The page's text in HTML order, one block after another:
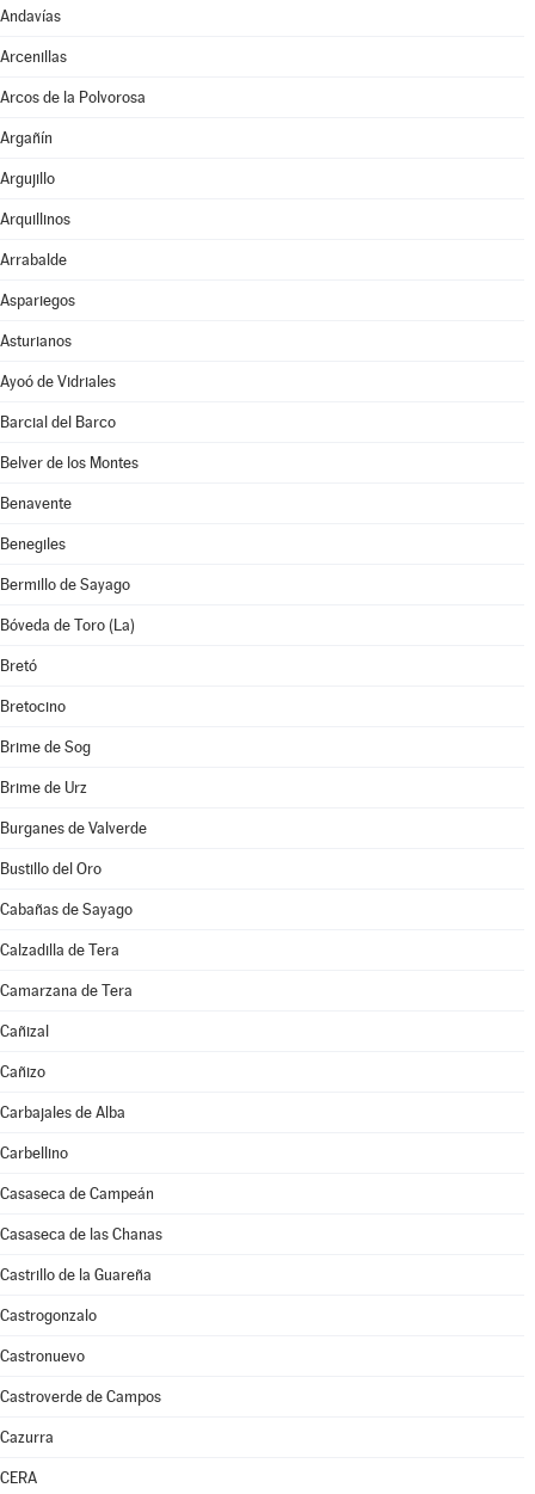
Andavías
Arcenillas
Arcos de la Polvorosa
Argañín
Argujillo
Arquillinos
Arrabalde
Aspariegos
Asturianos
Ayoó de Vidriales
Barcial del Barco
Belver de los Montes
Benavente
Benegiles
Bermillo de Sayago
Bóveda de Toro (La)
Bretó
Bretocino
Brime de Sog
Brime de Urz
Burganes de Valverde
Bustillo del Oro
Cabañas de Sayago
Calzadilla de Tera
Camarzana de Tera
Cañizal
Cañizo
Carbajales de Alba
Carbellino
Casaseca de Campeán
Casaseca de las Chanas
Castrillo de la Guareña
Castrogonzalo
Castronuevo
Castroverde de Campos
Cazurra
CERA